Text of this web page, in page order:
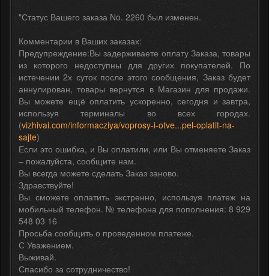
"Статус Вашего заказа No. 2260 был изменен.
Комментарии в Ваших заказах:
Предупреждение:Вы задерживаете оплату Заказа, товары
из которого недоступны для других покупателей. По
истечении 2х суток после этого сообщения, Заказ будет
аннулирован, товары вернутся в Магазин для продажи.
Вы можете ещё оплатить ускоренно, сегодня и завтра,
используя терминалы во всех городах.
(vizhivai.com/informacziya/voprosy-i-otve...pel-oplatit-na-
sajte)
Если это ошибка, и Вы оплатили, или Вы отменяете Заказ
– пожалуйста, сообщите нам.
Вы всегда можете сделать Заказ заново.
Здравствуйте!
Вы сможете оплатить экстренно, используя платеж на
мобильный телефон. № телефона для пополнения: 8 929
548 03 16
Просьба сообщить о проведенном платеже.
С Уважением.
Выживай.
Спасибо за сотрудничество!